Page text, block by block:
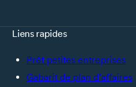
Liens rapides
Prêt petites entreprises
Gabarit de plan d’affaires